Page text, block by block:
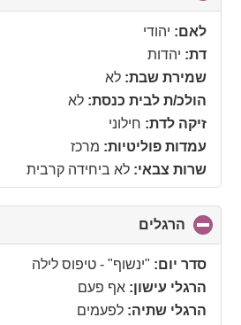
to
לאם: יהודי
דת: יהדות
שמירת שבת: לא
הולכ/ת לבית כנסת: לא
זיקה לדת: חילוני
עמדות פוליטיות: מרכז
שרות צבאי: לא ביחידה קרבית
הרגלים
to
collapse
סדר יום: "ינשוף" - טיפוס לילה
הרגלי עישון: אף פעם
הרגלי שתיה: לפעמים